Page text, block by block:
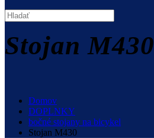
Stojan M430
Domov
DOPLNKY
bočné stojany na bicykel
Stojan M430